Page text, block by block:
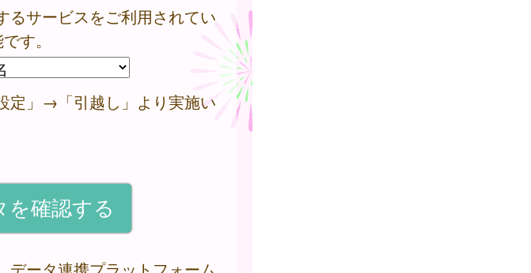
るサービスをご利用されてい
す。
定」→「引越し」より実施い
データ連携プラットフォーム